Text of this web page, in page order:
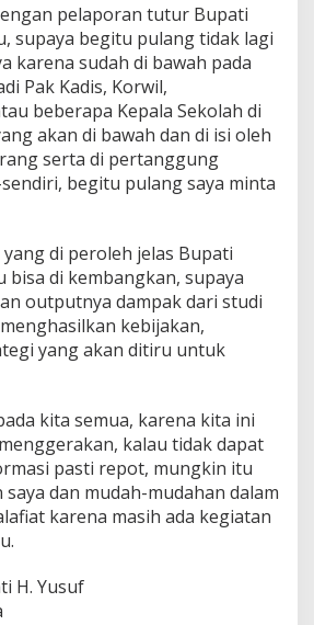
pelaporan tutur Bupati
supaya begitu pulang tidak lagi
karena sudah di bawah pada
Pak Kadis, Korwil,
beberapa Kepala Sekolah di
akan di bawah dan di isi oleh
serta di pertanggung
begitu pulang saya minta
di peroleh jelas Bupati
bisa di kembangkan, supaya
outputnya dampak dari studi
kebijakan,
yang akan ditiru untuk
kita semua, karena kita ini
kalau tidak dapat
pasti repot, mungkin itu
dan mudah-mudahan dalam
karena masih ada kegiatan
H. Yusuf